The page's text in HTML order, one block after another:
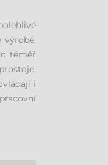
výrobě,
téměř
i